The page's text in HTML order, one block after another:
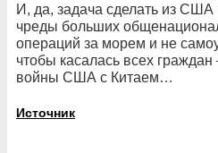
И, да, задача сделать из США
чреды больших
операций за морем и не
чтобы касалась всех
войны США с Китаем…
Источник